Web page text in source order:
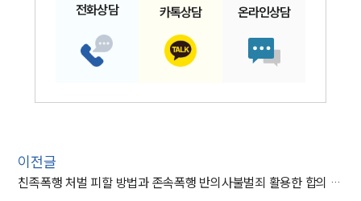
전화상담 카톡상담 온라인상담
이전글
친족폭행 처벌 피할 방법과 존속폭행 반의사불벌죄 활용한 합의 전략